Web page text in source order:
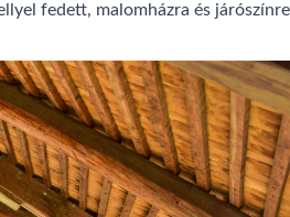
fedett, malomházra és